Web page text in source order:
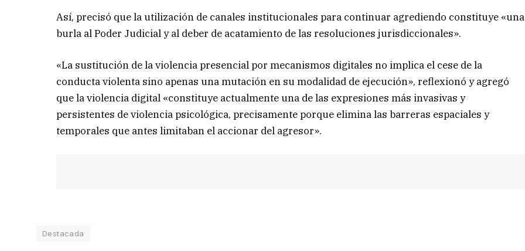
Así, precisó que la utilización de canales institucionales para continuar agrediendo constituye «una
burla al Poder Judicial y al deber de acatamiento de las resoluciones jurisdiccionales».
«La sustitución de la violencia presencial por mecanismos digitales no implica el cese de la
conducta violenta sino apenas una mutación en su modalidad de ejecución», reflexionó y agregó
que la violencia digital «constituye actualmente una de las expresiones más invasivas y
persistentes de violencia psicológica, precisamente porque elimina las barreras espaciales y
temporales que antes limitaban el accionar del agresor».
Destacada